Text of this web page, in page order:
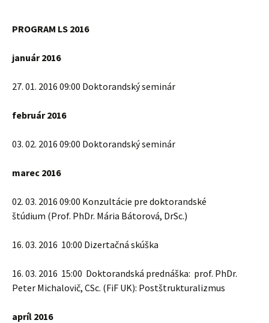
PROGRAM LS 2016
január 2016
27. 01. 2016 09:00 Doktorandský seminár
február 2016
03. 02. 2016 09:00 Doktorandský seminár
marec 2016
02. 03. 2016 09:00 Konzultácie pre doktorandské
štúdium (Prof. PhDr. Mária Bátorová, DrSc.)
16. 03. 2016 10:00 Dizertačná skúška
16. 03. 2016 15:00 Doktorandská prednáška: prof. PhDr.
Peter Michalovič, CSc. (FiF UK): Postštrukturalizmus
apríl 2016